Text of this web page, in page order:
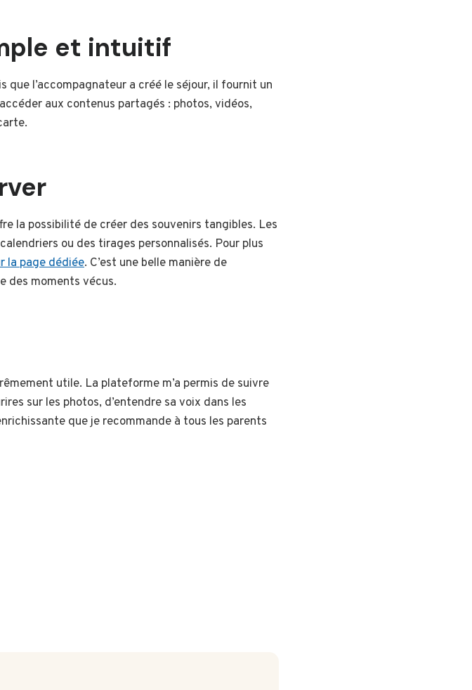
et intuitif
que l’accompagnateur a créé le séjour, il fournit un
aux contenus partagés : photos, vidéos,
la possibilité de créer des souvenirs tangibles. Les
ou des tirages personnalisés. Pour plus
la page dédiée. C’est une belle manière de
des moments vécus.
utile. La plateforme m’a permis de suivre
sur les photos, d’entendre sa voix dans les
que je recommande à tous les parents